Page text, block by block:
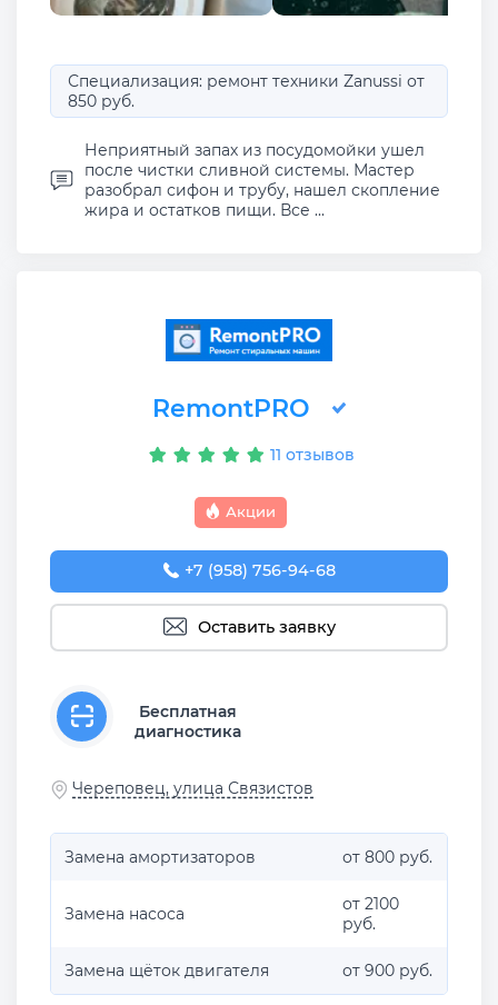
Специализация: ремонт техники Zanussi от
850 руб.
Неприятный запах из посудомойки ушел
после чистки сливной системы. Мастер
разобрал сифон и трубу, нашел скопление
жира и остатков пищи. Все ...
RemontPRO
11 отзывов
Акции
+7 (958) 756-94-68
Оставить заявку
Бесплатная
диагностика
Череповец, улица Связистов
Замена амортизаторов от 800 руб.
Замена насоса
от 2100
руб.
Замена щёток двигателя от 900 руб.